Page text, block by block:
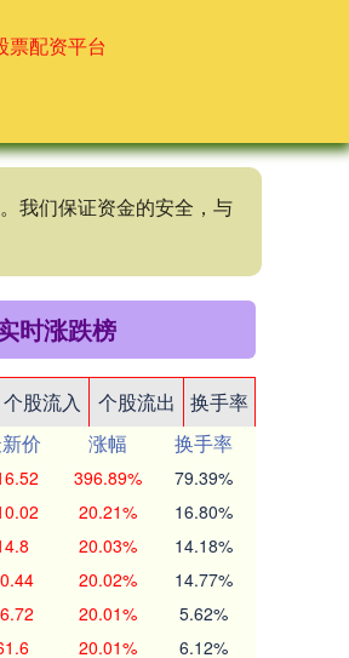
票配资平台
我们保证资金的安全，与
时涨跌榜
个股流入 个股流出
换手率
价 涨幅
换手率
396.89% 79.39%
20.21% 16.80%
20.03% 14.18%
20.02% 14.77%
20.01% 5.62%
20.01% 6.12%